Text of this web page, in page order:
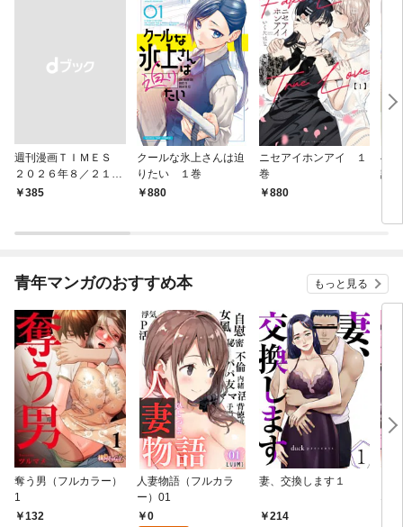
週刊漫画ＴＩＭＥＳ
２０２６年８／２１・
２８合併号
￥385
クールな氷上さんは迫
りたい １巻
880
ニセアイホンアイ １
巻
880
へ
話
青年マンガのおすすめ本 もっと見る
奪う男（フルカラー）
1
132
人妻物語（フルカラ
ー）01
0
妻、交換します１
214
な